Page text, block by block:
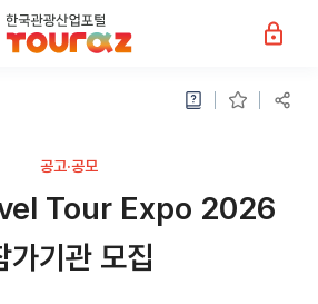
공고·공모
Tour Expo 2026
가기관 모집